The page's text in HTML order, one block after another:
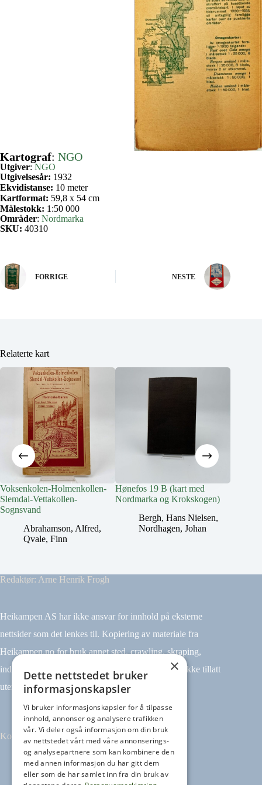
Kartograf: NGO
Utgiver: NGO
Utgivelsesår: 1932
Ekvidistanse: 10 meter
Kartformat: 59,8 x 54 cm
Målestokk: 1:50 000
Områder: Nordmarka
SKU: 40310
FORRIGE NESTE
Relaterte kart
Voksenkolen-Holmenkollen-
Slemdal-Vettakollen-
Sognsvand
Abrahamson, Alfred,
Qvale, Finn
Hønefos 19 B (kart med
Nordmarka og Krokskogen)
Bergh, Hans Nielsen,
Nordhagen, Johan
Redaktør: Arne Henrik Frogh
Heikampen AS har ikke ansvar for innhold på eksterne
nettsider som det lenkes til. Kopiering av materiale fra
Heikampen.no for bruk annet sted, crawling, skraping,
indeksering (for eksempel tekst og datamining) er ikke tillatt
uten avtale.
Kontakt
Tilbakemeldinger
kontakt@heikampen.no
×
Dette nettstedet bruker
informasjonskapsler
Vi bruker informasjonskapsler for å tilpasse
innhold, annonser og analysere trafikken
vår. Vi deler også informasjon om din bruk
av nettstedet vårt med våre annonserings-
og analysepartnere som kan kombinere den
med annen informasjon du har gitt dem
eller som de har samlet inn fra din bruk av